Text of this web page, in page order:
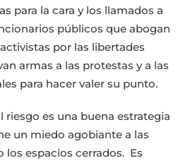
para la cara y los llamados a
públicos que abogan
por las libertades
armas a las protestas y a las
para hacer valer su punto.
riesgo es una buena estrategia
un miedo agobiante a las
los espacios cerrados. Es